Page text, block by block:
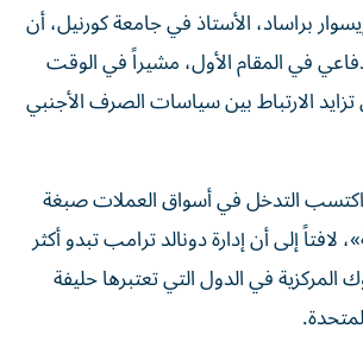
براساد، الأستاذ في جامعة كورنيل، أن
في المقام الأول، مشيراً في الوقت
الارتباط بين سياسات الصرف الأجنبي
اكتسب التدخل في أسواق العملات صبغة
إلى أن إدارة دونالد ترامب تبدو أكثر
المركزية في الدول التي تعتبرها حليفة